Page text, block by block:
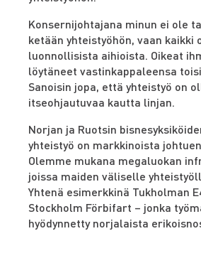
Konsernijohtajana minun ei ole
ketään yhteistyöhön, vaan kaikki
luonnollisista aihioista. Oikeat
löytäneet vastinkappaleensa
Sanoisin jopa, että yhteistyö on
itseohjautuvaa kautta linjan.
Norjan ja Ruotsin
yhteistyö on markkinoista
Olemme mukana megaluokan
joissa maiden väliselle
Yhtenä esimerkkinä Tukholman
Stockholm Förbifart – jonka
hyödynnetty norjalaista